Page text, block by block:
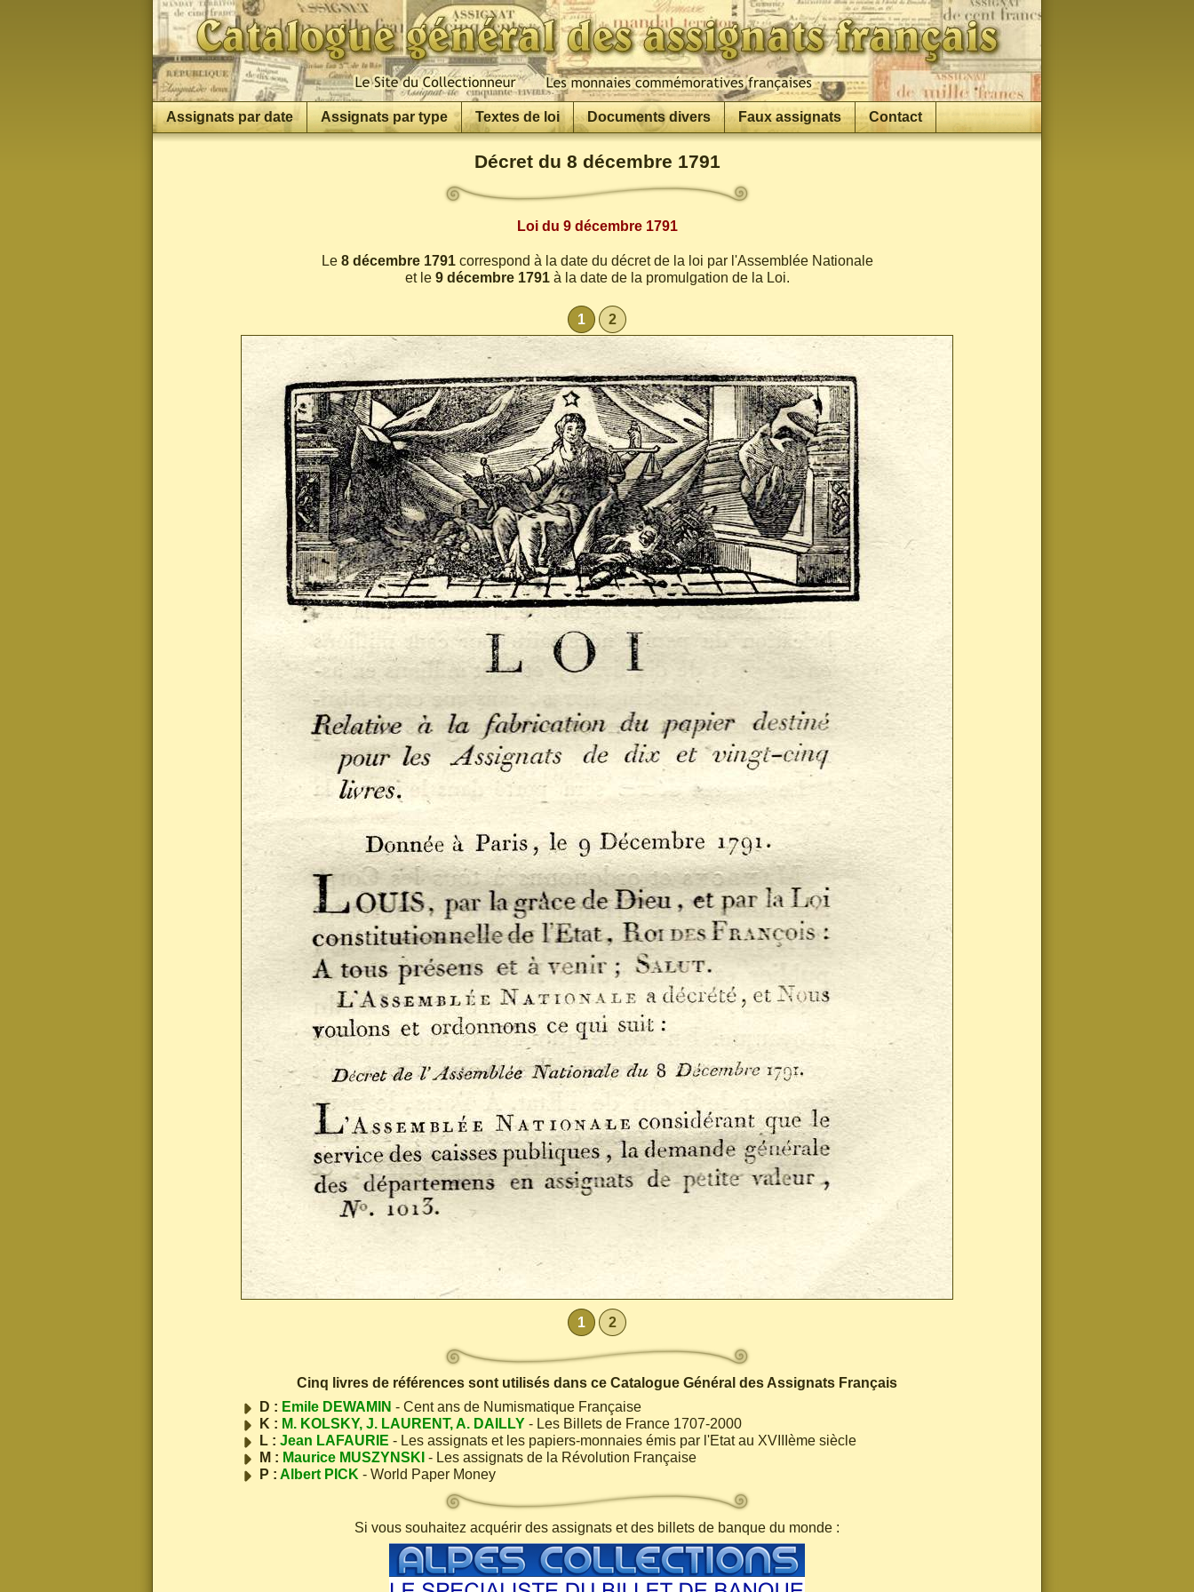
Assignats par date Assignats par type Textes de loi Documents divers Faux assignats Contact
Décret du 8 décembre 1791
Loi du 9 décembre 1791
Le 8 décembre 1791correspond à la date du décret de la loi par l'Assemblée Nationale
et le 9 décembre 1791à la date de la promulgation de la Loi.
1 2
1 2
Cinq livres de références sont utilisés dans ce Catalogue Général des Assignats Français
D : Emile DEWAMIN - Cent ans de Numismatique Française
K : M. KOLSKY, J. LAURENT, A. DAILLY - Les Billets de France 1707-2000
L : Jean LAFAURIE - Les assignats et les papiers-monnaies émis par l'Etat au XVIIIème siècle
M : Maurice MUSZYNSKI - Les assignats de la Révolution Française
P : Albert PICK - World Paper Money
Si vous souhaitez acquérir des assignats et des billets de banque du monde :